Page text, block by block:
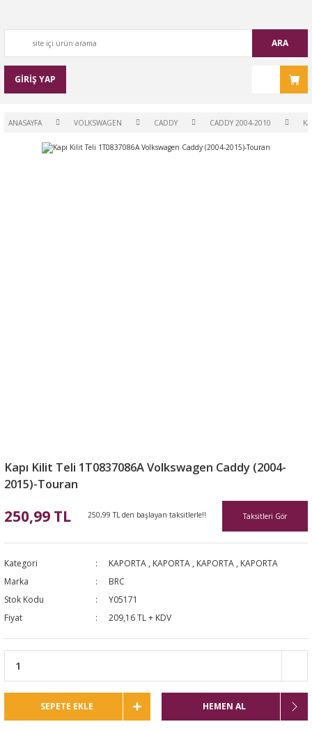
ARA
GİRİŞ YAP
ANASAYFA VOLKSWAGEN CADDY CADDY 2004-2010
Kapı Kilit Teli 1T0837086A Volkswagen Caddy (2004-
2015)-Touran
250,99 TL 250,99 TL den başlayan taksitlerle!! Taksitleri Gör
Kategori KAPORTA , KAPORTA , KAPORTA , KAPORTA
Marka
BRC
Stok Kodu
Y05171
Fiyat
209,16 TL + KDV
SEPETE EKLE HEMEN AL